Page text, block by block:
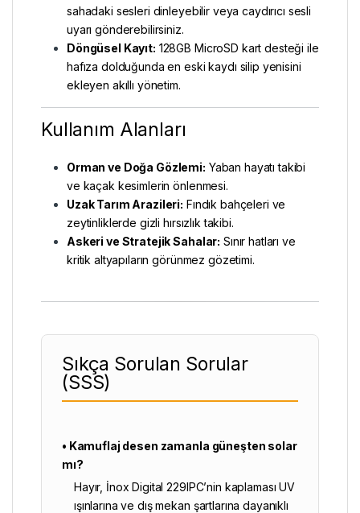
sahadaki sesleri dinleyebilir veya caydırıcı sesli
uyarı gönderebilirsiniz.
Döngüsel Kayıt: 128GB MicroSD kart desteği ile
hafıza dolduğunda en eski kaydı silip yenisini
ekleyen akıllı yönetim.
Kullanım Alanları
Orman ve Doğa Gözlemi: Yaban hayatı takibi
ve kaçak kesimlerin önlenmesi.
Uzak Tarım Arazileri: Fındık bahçeleri ve
zeytinliklerde gizli hırsızlık takibi.
Askeri ve Stratejik Sahalar: Sınır hatları ve
kritik altyapıların görünmez gözetimi.
Sıkça Sorulan Sorular
(SSS)
• Kamuflaj desen zamanla güneşten solar
mı?
Hayır, İnox Digital 229IPC’nin kaplaması UV
ışınlarına ve dış mekan şartlarına dayanıklı